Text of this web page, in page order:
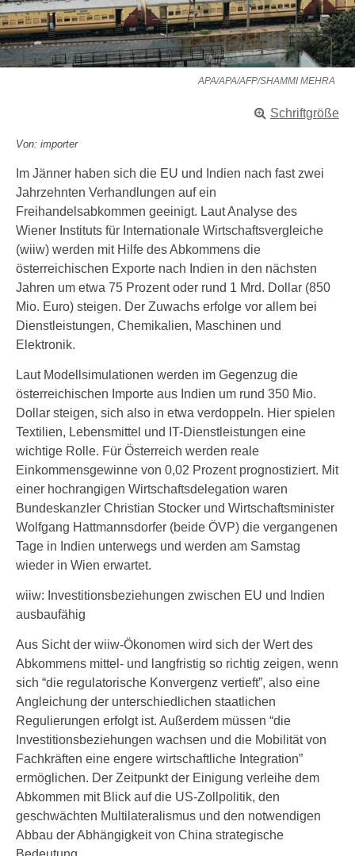
APA/APA/AFP/SHAMMI MEHRA
Schriftgröße
Von: importer
Im Jänner haben sich die EU und Indien nach fast zwei
Jahrzehnten Verhandlungen auf ein
Freihandelsabkommen geeinigt. Laut Analyse des
Wiener Instituts für Internationale Wirtschaftsvergleiche
(wiiw) werden mit Hilfe des Abkommens die
österreichischen Exporte nach Indien in den nächsten
Jahren um etwa 75 Prozent oder rund 1 Mrd. Dollar (850
Mio. Euro) steigen. Der Zuwachs erfolge vor allem bei
Dienstleistungen, Chemikalien, Maschinen und
Elektronik.
Laut Modellsimulationen werden im Gegenzug die
österreichischen Importe aus Indien um rund 350 Mio.
Dollar steigen, sich also in etwa verdoppeln. Hier spielen
Textilien, Lebensmittel und IT-Dienstleistungen eine
wichtige Rolle. Für Österreich werden reale
Einkommensgewinne von 0,02 Prozent prognostiziert. Mit
einer hochrangigen Wirtschaftsdelegation waren
Bundeskanzler Christian Stocker und Wirtschaftsminister
Wolfgang Hattmannsdorfer (beide ÖVP) die vergangenen
Tage in Indien unterwegs und werden am Samstag
wieder in Wien erwartet.
wiiw: Investitionsbeziehungen zwischen EU und Indien
ausbaufähig
Aus Sicht der wiiw-Ökonomen wird sich der Wert des
Abkommens mittel- und langfristig so richtig zeigen, wenn
sich “die regulatorische Konvergenz vertieft”, also eine
Angleichung der unterschiedlichen staatlichen
Regulierungen erfolgt ist. Außerdem müssen “die
Investitionsbeziehungen wachsen und die Mobilität von
Fachkräften eine engere wirtschaftliche Integration”
ermöglichen. Der Zeitpunkt der Einigung verleihe dem
Abkommen mit Blick auf die US-Zollpolitik, den
geschwächten Multilateralismus und den notwendigen
Abbau der Abhängigkeit von China strategische